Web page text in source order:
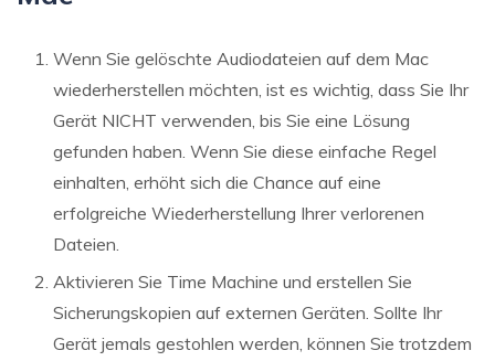
Wenn Sie gelöschte Audiodateien auf dem Mac
wiederherstellen möchten, ist es wichtig, dass Sie Ihr
Gerät NICHT verwenden, bis Sie eine Lösung
gefunden haben. Wenn Sie diese einfache Regel
einhalten, erhöht sich die Chance auf eine
erfolgreiche Wiederherstellung Ihrer verlorenen
Dateien.
Aktivieren Sie Time Machine und erstellen Sie
Sicherungskopien auf externen Geräten. Sollte Ihr
Gerät jemals gestohlen werden, können Sie trotzdem